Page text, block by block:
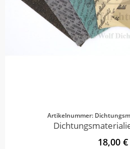
Artikelnummer:
18,00 €